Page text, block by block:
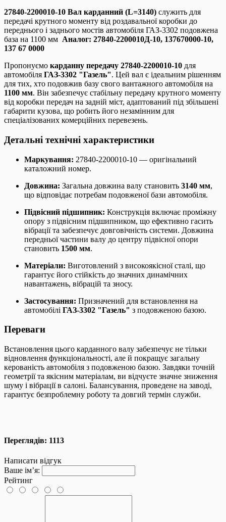
27840-2200010-10 Вал карданний (L=3140) служить для
передачі крутного моменту від роздавальної коробки до
переднього і заднього мостів автомобіля ГАЗ-3302 подовжена
база на 1100 мм Аналог: 27840-2200010Д-10, 137670000-10,
137 67 0000
Пропонуємо карданну передачу 27840-2200010-10 для
автомобіля ГАЗ-3302 "Газель". Цей вал є ідеальним рішенням
для тих, хто подовжив базу свого вантажного автомобіля на
1100 мм. Він забезпечує стабільну передачу крутного моменту
від коробки передач на задній міст, адаптований під збільшені
габарити кузова, що робить його незамінним для
спеціалізованих комерційних перевезень.
Детальні технічні характеристики
Маркування: 27840-2200010-10 — оригінальний
каталожний номер.
Довжина: Загальна довжина валу становить 3140 мм,
що відповідає потребам подовженої бази автомобіля.
Підвісний підшипник: Конструкція включає проміжну
опору з підвісним підшипником, що ефективно гасить
вібрації та забезпечує довговічність системи. Довжина
передньої частини валу до центру підвісної опори
становить 1500 мм.
Матеріали: Виготовлений з високоякісної сталі, що
гарантує його стійкість до значних динамічних
навантажень, вібрацій та зносу.
Застосування: Призначений для встановлення на
автомобілі ГАЗ-3302 "Газель" з подовженою базою.
Переваги
Встановлення цього карданного валу забезпечує не тільки
відновлення функціональності, але й покращує загальну
керованість автомобіля з подовженою базою. Завдяки точній
геометрії та якісним матеріалам, ви відчуєте значне зниження
шуму і вібрації в салоні. Балансування, проведене на заводі,
гарантує безпроблемну роботу та довгий термін служби.
Переглядів: 1113
Написати відгук
Ваше ім’я:
Рейтинг